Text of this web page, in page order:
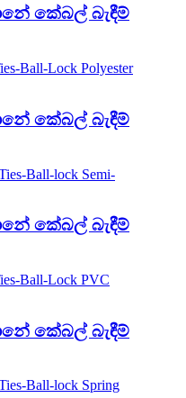
කේබල් බැඳීම්
කේබල් බැඳීම්
කේබල් බැඳීම්
කේබල් බැඳීම්